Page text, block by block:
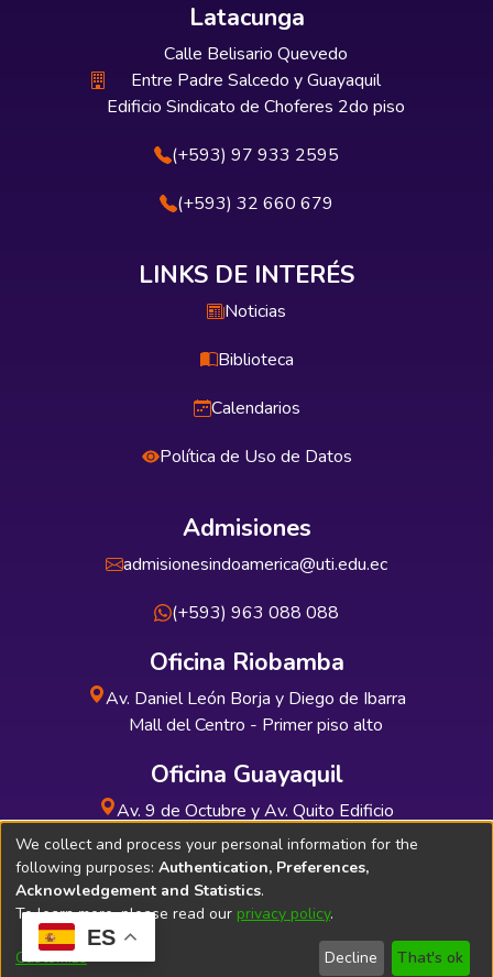
ES
Latacunga
Calle Belisario Quevedo
Entre Padre Salcedo y Guayaquil
Edificio Sindicato de Choferes 2do piso
(+593) 97 933 2595
(+593) 32 660 679
LINKS DE INTERÉS
Noticias
Biblioteca
Calendarios
Política de Uso de Datos
Admisiones
admisionesindoamerica@uti.edu.ec
(+593) 963 088 088
Oficina Riobamba
Av. Daniel León Borja y Diego de Ibarra
Mall del Centro - Primer piso alto
Oficina Guayaquil
Av. 9 de Octubre y Av. Quito Edificio
INDUAUTO - Planta baja
Soporte Técnico Bibliolatino.com
We collect and process your personal information for the
following purposes: Authentication, Preferences,
Acknowledgement and Statistics.
To learn more, please read our privacy policy.
Customize Decline That's ok